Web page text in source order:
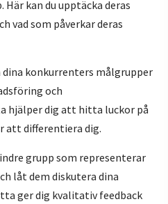
kan du upptäcka deras
vad som påverkar deras
dina konkurrenters målgrupper
och
hjälper dig att hitta luckor på
att differentiera dig.
grupp som representerar
låt dem diskutera dina
ger dig kvalitativ feedback